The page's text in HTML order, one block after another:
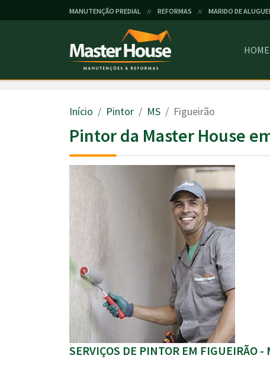
MANUTENÇÃO PREDIAL // REFORMAS // MARIDO DE
HOME
Início Pintor MS Figueirão
Pintor da Master House
SERVIÇOS DE PINTOR EM FIGUEIRÃO -